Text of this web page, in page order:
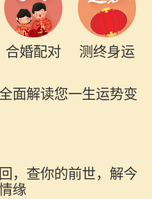
合婚配对 测终身运
面解读您一生运势变
，查你的前世，解今
缘